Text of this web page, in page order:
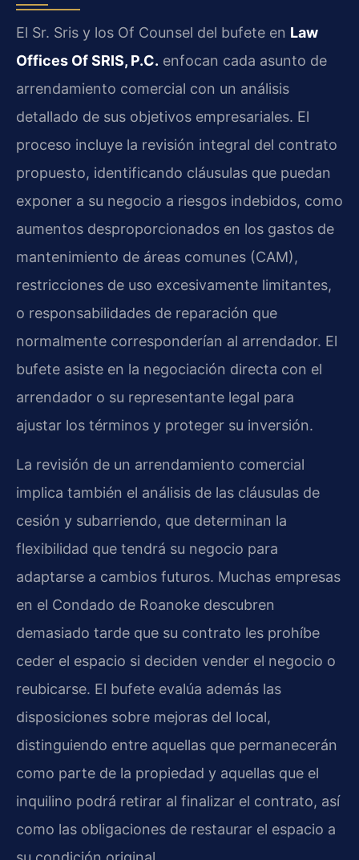
El Sr. Sris y los Of Counsel del bufete en Law
Offices Of SRIS, P.C. enfocan cada asunto de
arrendamiento comercial con un análisis
detallado de sus objetivos empresariales. El
proceso incluye la revisión integral del contrato
propuesto, identificando cláusulas que puedan
exponer a su negocio a riesgos indebidos, como
aumentos desproporcionados en los gastos de
mantenimiento de áreas comunes (CAM),
restricciones de uso excesivamente limitantes,
o responsabilidades de reparación que
normalmente corresponderían al arrendador. El
bufete asiste en la negociación directa con el
arrendador o su representante legal para
ajustar los términos y proteger su inversión.
La revisión de un arrendamiento comercial
implica también el análisis de las cláusulas de
cesión y subarriendo, que determinan la
flexibilidad que tendrá su negocio para
adaptarse a cambios futuros. Muchas empresas
en el Condado de Roanoke descubren
demasiado tarde que su contrato les prohíbe
ceder el espacio si deciden vender el negocio o
reubicarse. El bufete evalúa además las
disposiciones sobre mejoras del local,
distinguiendo entre aquellas que permanecerán
como parte de la propiedad y aquellas que el
inquilino podrá retirar al finalizar el contrato, así
como las obligaciones de restaurar el espacio a